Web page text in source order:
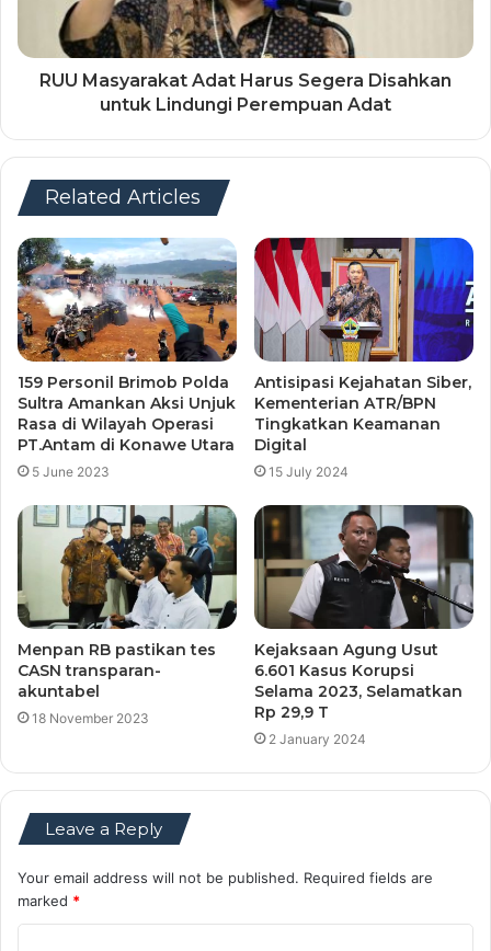
RUU Masyarakat Adat Harus Segera Disahkan
untuk Lindungi Perempuan Adat
Related Articles
159 Personil Brimob Polda
Sultra Amankan Aksi Unjuk
Rasa di Wilayah Operasi
PT.Antam di Konawe Utara
5 June 2023
Antisipasi Kejahatan Siber,
Kementerian ATR/BPN
Tingkatkan Keamanan
Digital
15 July 2024
Menpan RB pastikan tes
CASN transparan-
akuntabel
18 November 2023
Kejaksaan Agung Usut
6.601 Kasus Korupsi
Selama 2023, Selamatkan
Rp 29,9 T
2 January 2024
Leave a Reply
Your email address will not be published. Required fields are
marked *